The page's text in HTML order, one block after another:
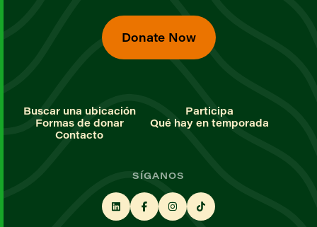
Donate Now
Buscar una ubicación
Participa
Formas de donar
Qué hay en temporada
Contacto
SÍGANOS